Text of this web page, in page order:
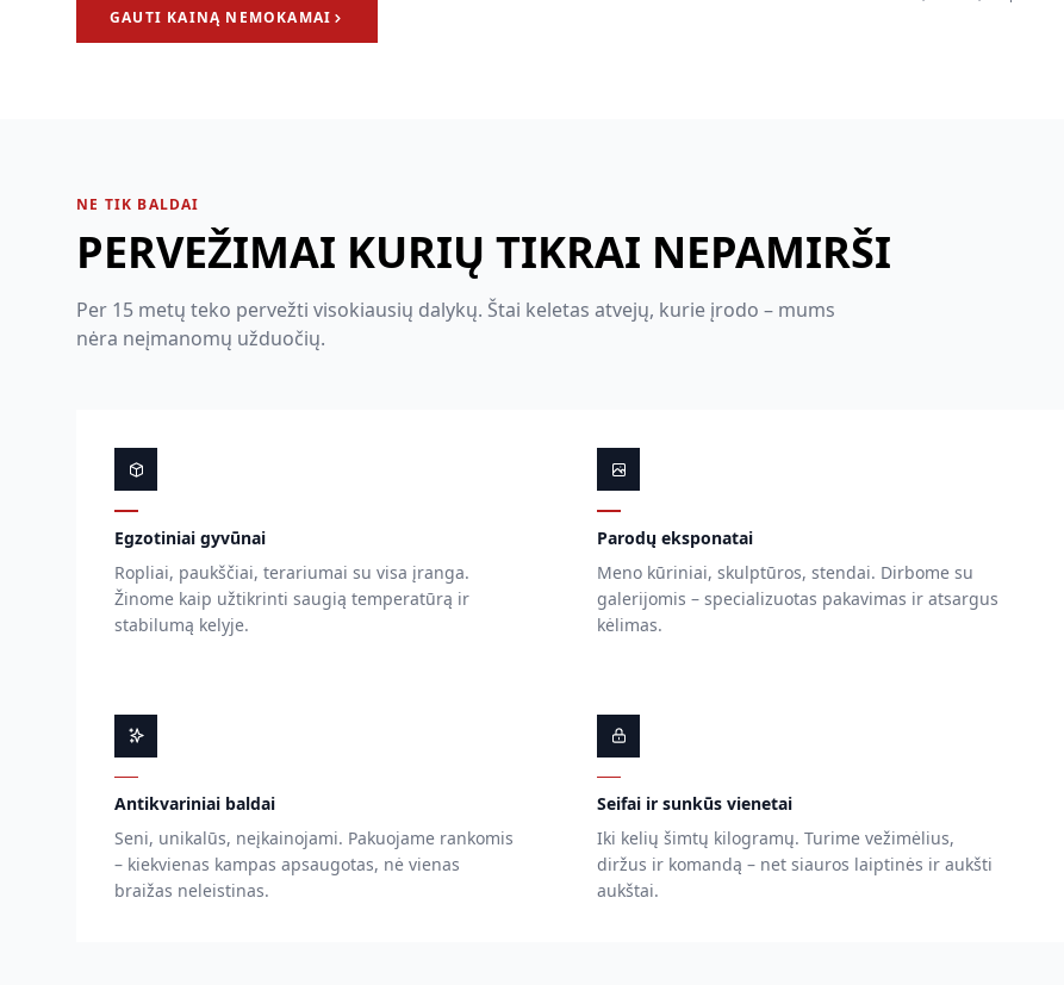
GAUTI KAINĄ NEMOKAMAI
NE TIK BALDAI
PERVEŽIMAI KURIŲ TIKRAI NEPAMIRŠI
Per 15 metų teko pervežti visokiausių dalykų. Štai keletas atvejų, kurie įrodo – mums
nėra neįmanomų užduočių.
Egzotiniai gyvūnai
Ropliai, paukščiai, terariumai su visa įranga.
Žinome kaip užtikrinti saugią temperatūrą ir
stabilumą kelyje.
Parodų eksponatai
Meno kūriniai, skulptūros, stendai. Dirbome su
galerijomis – specializuotas pakavimas ir atsargus
kėlimas.
Antikvariniai baldai
Seni, unikalūs, neįkainojami. Pakuojame rankomis
– kiekvienas kampas apsaugotas, nė vienas
braižas neleistinas.
Seifai ir sunkūs vienetai
Iki kelių šimtų kilogramų. Turime vežimėlius,
diržus ir komandą – net siauros laiptinės ir aukšti
aukštai.